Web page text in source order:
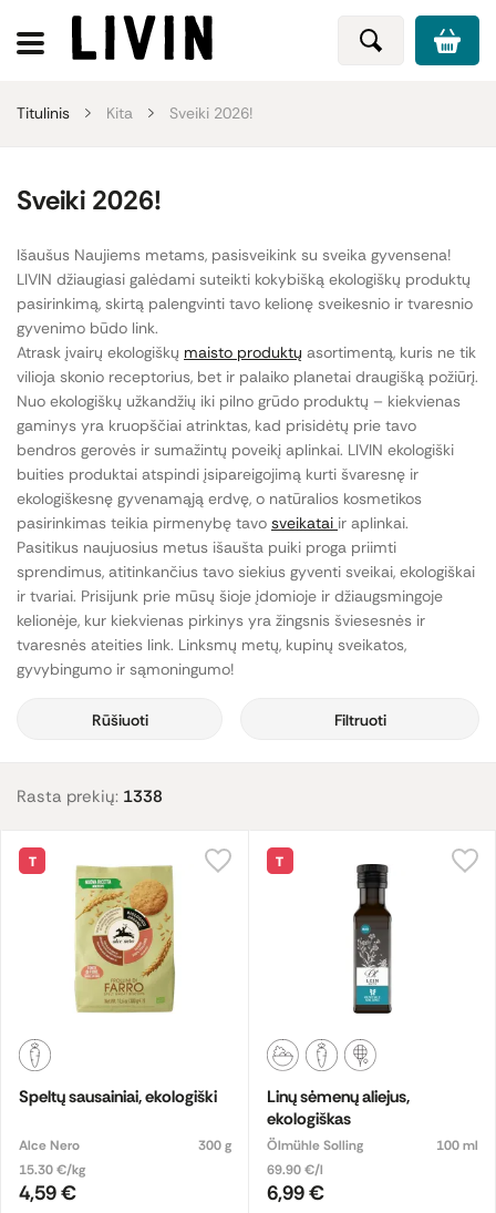
Titulinis Kita Sveiki 2026!
Sveiki 2026!
Išaušus Naujiems metams, pasisveikink su sveika gyvensena!
LIVIN džiaugiasi galėdami suteikti kokybišką ekologiškų produktų
pasirinkimą, skirtą palengvinti tavo kelionę sveikesnio ir tvaresnio
gyvenimo būdo link.
Atrask įvairų ekologiškų maisto produktų asortimentą, kuris ne tik
vilioja skonio receptorius, bet ir palaiko planetai draugišką požiūrį.
Nuo ekologiškų užkandžių iki pilno grūdo produktų – kiekvienas
gaminys yra kruopščiai atrinktas, kad prisidėtų prie tavo
bendros gerovės ir sumažintų poveikį aplinkai. LIVIN ekologiški
buities produktai atspindi įsipareigojimą kurti švaresnę ir
ekologiškesnę gyvenamąją erdvę, o natūralios kosmetikos
pasirinkimas teikia pirmenybę tavo sveikatai ir aplinkai.
Pasitikus naujuosius metus išaušta puiki proga priimti
sprendimus, atitinkančius tavo siekius gyventi sveikai, ekologiškai
ir tvariai. Prisijunk prie mūsų šioje įdomioje ir džiaugsmingoje
kelionėje, kur kiekvienas pirkinys yra žingsnis šviesesnės ir
tvaresnės ateities link. Linksmų metų, kupinų sveikatos,
gyvybingumo ir sąmoningumo!
Rūšiuoti Filtruoti
Rasta prekių: 1338
T
Speltų sausainiai, ekologiški
Alce Nero
300 g
15.30 €/kg
4,59 €
T
Linų sėmenų aliejus,
ekologiškas
Ölmühle Solling
100 ml
69.90 €/l
6,99 €